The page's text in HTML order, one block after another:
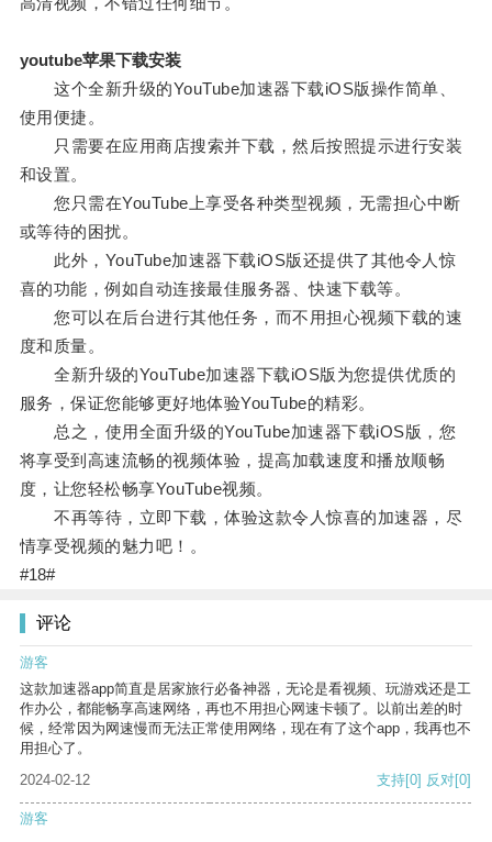
youtube苹果下载安装
这个全新升级的YouTube加速器下载iOS版操作简单、
使用便捷。
只需要在应用商店搜索并下载，然后按照提示进行安装
和设置。
您只需在YouTube上享受各种类型视频，无需担心中断
或等待的困扰。
此外，YouTube加速器下载iOS版还提供了其他令人惊
喜的功能，例如自动连接最佳服务器、快速下载等。
您可以在后台进行其他任务，而不用担心视频下载的速
度和质量。
全新升级的YouTube加速器下载iOS版为您提供优质的
服务，保证您能够更好地体验YouTube的精彩。
总之，使用全面升级的YouTube加速器下载iOS版，您
将享受到高速流畅的视频体验，提高加载速度和播放顺畅
度，让您轻松畅享YouTube视频。
不再等待，立即下载，体验这款令人惊喜的加速器，尽
情享受视频的魅力吧！。
#18#
评论
游客
这款加速器app简直是居家旅行必备神器，无论是看视频、玩游戏还是工
作办公，都能畅享高速网络，再也不用担心网速卡顿了。以前出差的时
候，经常因为网速慢而无法正常使用网络，现在有了这个app，我再也不
用担心了。
2024-02-12
支持[0] 反对[0]
游客